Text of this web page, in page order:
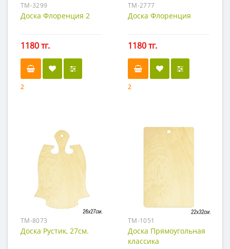
TM-3299
Доска Флоренция 2
1180 тг.
2
TM-2777
Доска Флоренция
1180 тг.
2
TM-8073
Доска Рустик, 27см.
TM-1051
Доска Прямоугольная
классика